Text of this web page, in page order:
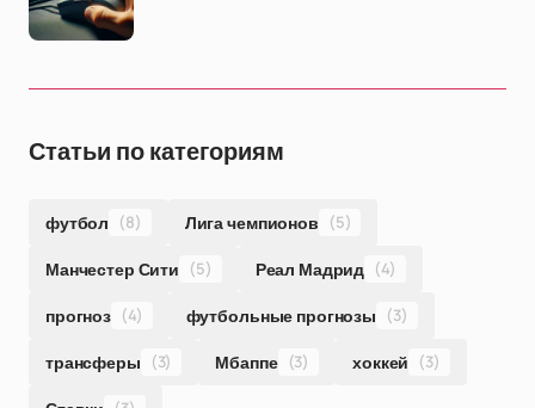
Статьи по категориям
футбол (8) Лига чемпионов (5)
Манчестер Сити (5) Реал Мадрид (4)
прогноз (4) футбольные прогнозы (3)
трансферы (3) Мбаппе (3) хоккей (3)